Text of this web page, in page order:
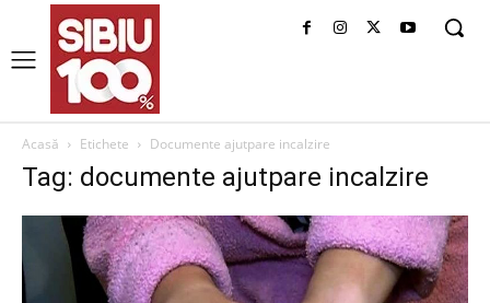
Acasă Etichete Documente ajutpare incalzire
Tag: documente ajutpare incalzire